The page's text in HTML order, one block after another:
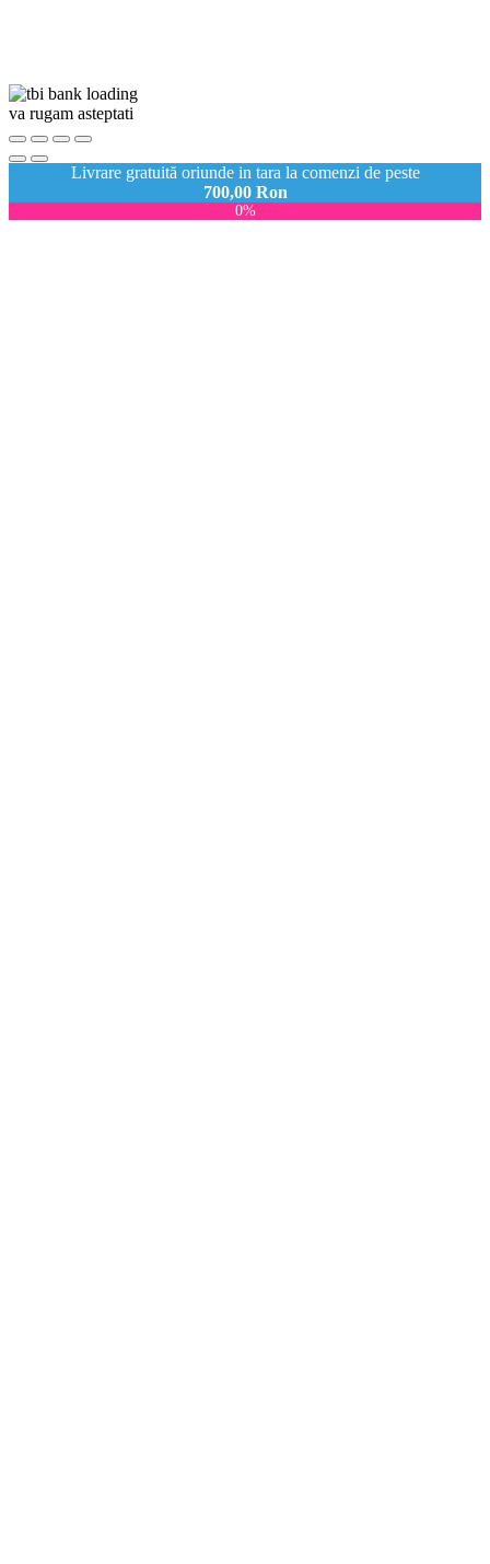
va rugam asteptati
Livrare gratuită oriunde in tara la comenzi de peste
700,00 Ron
0%